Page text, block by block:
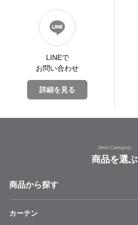
LINEで
お問い合わせ
詳細を見る
Item Category
商品を選ぶ
商品から探す
カーテン